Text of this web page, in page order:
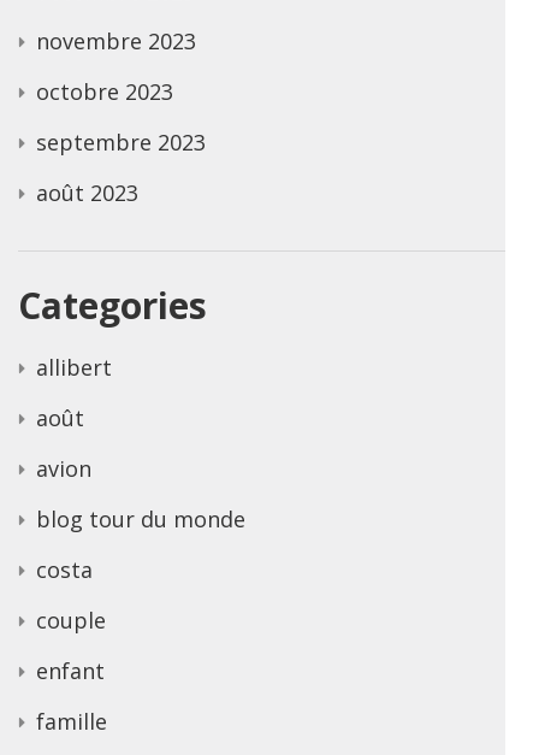
novembre 2023
octobre 2023
septembre 2023
août 2023
Categories
allibert
août
avion
blog tour du monde
costa
couple
enfant
famille